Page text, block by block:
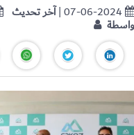
آخر تحديث| 07-06-2024